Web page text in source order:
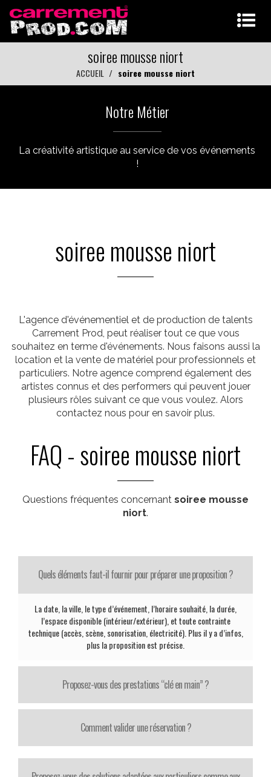
soiree mousse niort
ACCUEIL soiree mousse niort
Notre Métier
La créativité artistique au service de vos événements
!
soiree mousse niort
L'agence d'événementiel et de production de talents
Carrement Prod, peut réaliser tout ce que vous
souhaitez en terme d'événements. Nous faisons aussi la
location et la vente de matériel pour professionnels et
particuliers. Notre agence comprend également des
artistes connus et des performers qui peuvent jouer
plusieurs rôles suivant ce que vous voulez. Alors
contactez nous pour en savoir plus.
FAQ - soiree mousse niort
Questions fréquentes concernant soiree mousse
niort.
Quels éléments faut-il fournir pour préparer une proposition ?
La date, la ville, le type d’événement, l’horaire souhaité, la durée,
l’espace disponible (intérieur/extérieur), et toute contrainte
technique (accès, scène, sonorisation, électricité). Plus il y a d’infos,
plus la proposition est précise.
Proposez-vous des prestations “clé en main” ?
Comment valider une réservation ?